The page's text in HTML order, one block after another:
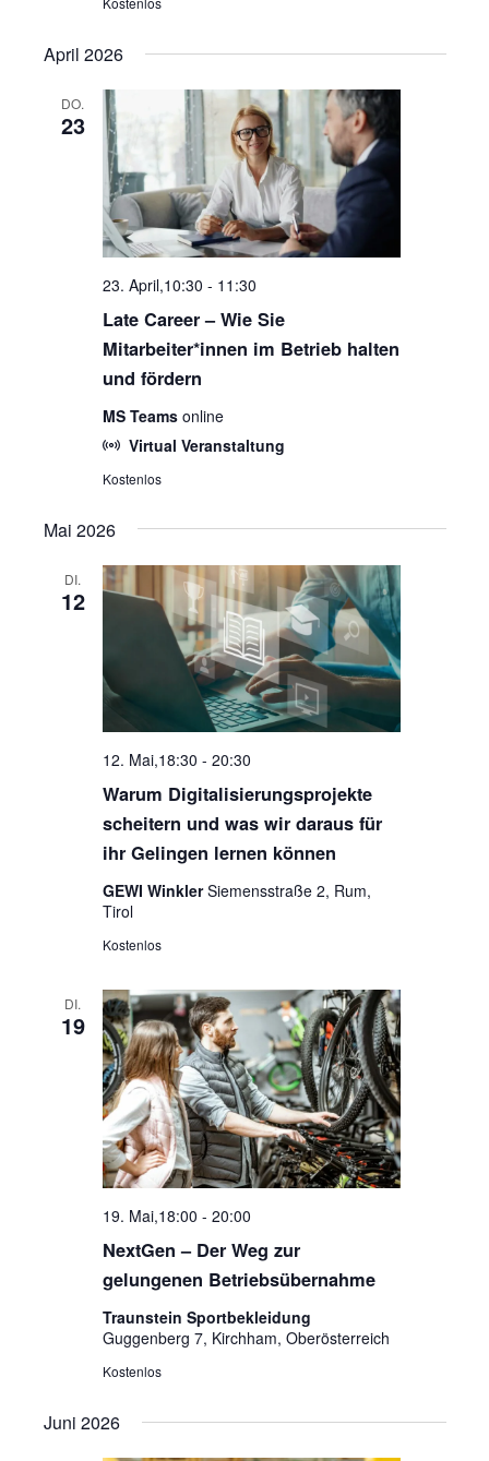
April 2026
DO.
23
Late Career – Wie Sie
Mitarbeiter*innen im Betrieb halten
und fördern
23. April,10:30 - 11:30
MS Teams online
Virtual Veranstaltung
Kostenlos
Mai 2026
DI.
12
Warum Digitalisierungsprojekte
scheitern und was wir daraus für
ihr Gelingen lernen können
12. Mai,18:30 - 20:30
GEWI WinklerSiemensstraße 2, Rum,
Tirol
Kostenlos
DI.
19
NextGen – Der Weg zur
gelungenen Betriebsübernahme
19. Mai,18:00 - 20:00
Traunstein Sportbekleidung
Guggenberg 7, Kirchham, Oberösterreich
Kostenlos
Juni 2026